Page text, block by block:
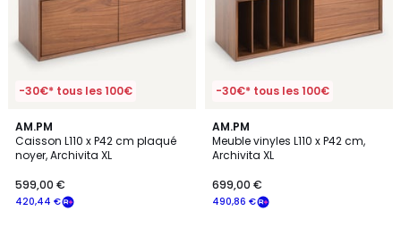
-30€* tous les 100€
AM.PM
Caisson L110 x P42 cm plaqué
noyer, Archivita XL
420,44 €
599,00 €
4,3
/ 5
-30€* tous les 100€
AM.PM
Meuble vinyles L110 x P42 cm,
Archivita XL
490,86 €
699,00 €
4,7
/ 5